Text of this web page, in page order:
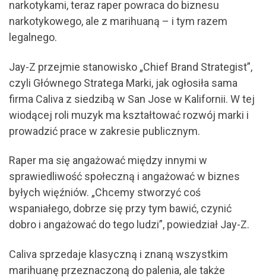
narkotykami, teraz raper powraca do biznesu
narkotykowego, ale z marihuaną – i tym razem
legalnego.
Jay-Z przejmie stanowisko „Chief Brand Strategist”,
czyli Głównego Stratega Marki, jak ogłosiła sama
firma Caliva z siedzibą w San Jose w Kalifornii. W tej
wiodącej roli muzyk ma kształtować rozwój marki i
prowadzić prace w zakresie publicznym.
Raper ma się angażować między innymi w
sprawiedliwość społeczną i angażować w biznes
byłych więźniów. „Chcemy stworzyć coś
wspaniałego, dobrze się przy tym bawić, czynić
dobro i angażować do tego ludzi”, powiedział Jay-Z.
Caliva sprzedaje klasyczną i znaną wszystkim
marihuanę przeznaczoną do palenia, ale także